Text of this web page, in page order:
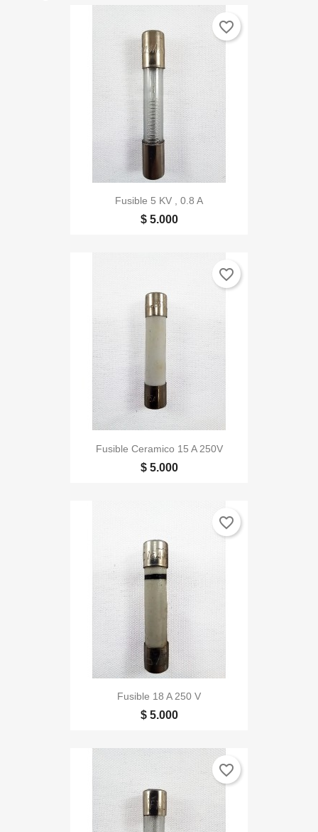
Fusible 5 KV , 0.8 A
$ 5.000
favorite_border
Fusible Ceramico 15 A 250V
$ 5.000
favorite_border
Fusible 18 A 250 V
$ 5.000
favorite_border
favorite_border